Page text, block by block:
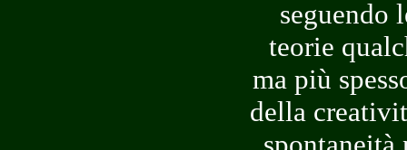
seguendo
teorie
ma più
della